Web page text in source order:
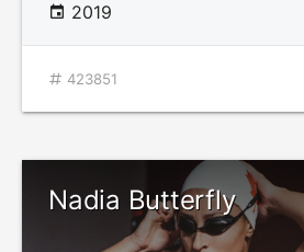
2019
423851
Nadia Butterfly